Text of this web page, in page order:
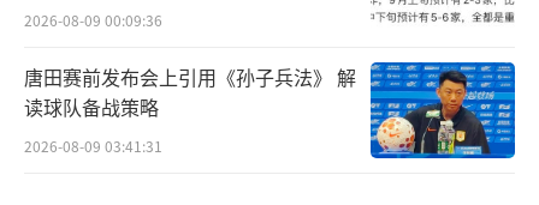
2026-08-09 00:09:36
唐田赛前发布会上引用《孙子兵法》 解
读球队备战策略
2026-08-09 03:41:31